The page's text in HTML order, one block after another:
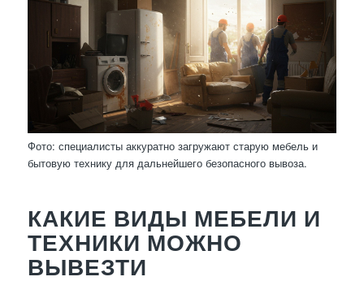
Фото: специалисты аккуратно загружают старую мебель и
бытовую технику для дальнейшего безопасного вывоза.
КАКИЕ ВИДЫ МЕБЕЛИ И
ТЕХНИКИ МОЖНО
ВЫВЕЗТИ